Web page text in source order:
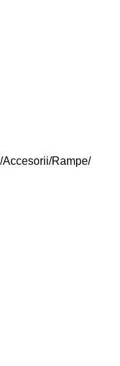
Accesorii Rampe